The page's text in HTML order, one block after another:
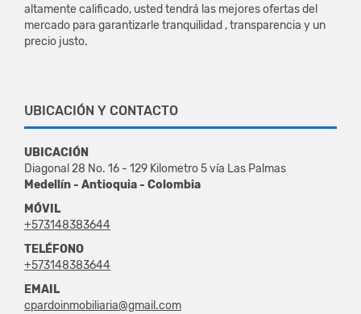
altamente calificado, usted tendrá las mejores ofertas del
mercado para garantizarle tranquilidad , transparencia y un
precio justo.
UBICACIÓN Y CONTACTO
UBICACIÓN
Diagonal 28 No. 16 - 129 Kilometro 5 vía Las Palmas
Medellín - Antioquia - Colombia
MÓVIL
+573148383644
TELÉFONO
+573148383644
EMAIL
cpardoinmobiliaria@gmail.com